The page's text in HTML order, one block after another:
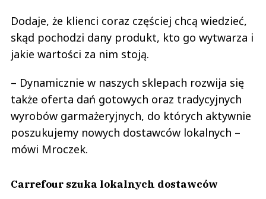
Dodaje, że klienci coraz częściej chcą wiedzieć,
skąd pochodzi dany produkt, kto go wytwarza i
jakie wartości za nim stoją.
– Dynamicznie w naszych sklepach rozwija się
także oferta dań gotowych oraz tradycyjnych
wyrobów garmażeryjnych, do których aktywnie
poszukujemy nowych dostawców lokalnych –
mówi Mroczek.
Carrefour szuka lokalnych dostawców